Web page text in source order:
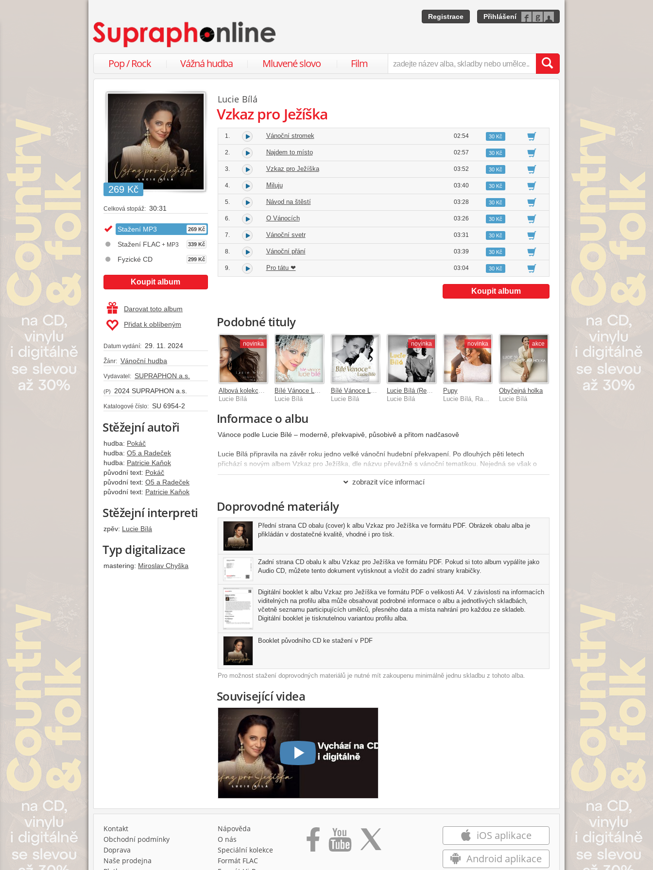
Registrace Přihlášení
Pop / Rock Vážná hudba Mluvené slovo Film
269 Kč
Celková stopáž: 30:31
Stažení MP3 269 Kč
Stažení FLAC + MP3 339 Kč
Fyzické CD 299 Kč
Koupit album
Darovat toto album
Přidat k oblíbeným
Datum vydání: 29. 11. 2024
Žánr: Vánoční hudba
Vydavatel: SUPRAPHON a.s.
(P) 2024 SUPRAPHON a.s.
Katalogové číslo: SU 6954-2
Stěžejní autoři
hudba: Pokáč
hudba: O5 a Radeček
hudba: Patricie Kaňok
původní text: Pokáč
původní text: O5 a Radeček
původní text: Patricie Kaňok
Stěžejní interpreti
zpěv: Lucie Bílá
Typ digitalizace
mastering: Miroslav Chyška
Lucie Bílá
Vzkaz pro Ježíška
1. Vánoční stromek 02:54 30 Kč
2. Najdem to místo 02:57 30 Kč
3. Vzkaz pro Ježíška 03:52 30 Kč
4. Miluju 03:40 30 Kč
5. Návod na štěstí 03:28 30 Kč
6. O Vánocích 03:26 30 Kč
7. Vánoční svetr 03:31 30 Kč
8. Vánoční přání 03:39 30 Kč
9. Pro tátu ❤ 03:04 30 Kč
Koupit album
Podobné tituly
novinka
Lucie Bílá
Lucie Bílá
Lucie Bílá
novinka
Lucie Bílá
novinka
Pupy
Lucie Bílá, Radek Filipi
akce
Obyčejná holka
Lucie Bílá
Informace o albu
Vánoce podle Lucie Bílé – moderně, překvapivě, působivě a přitom nadčasově
Lucie Bílá připravila na závěr roku jedno velké vánoční hudební překvapení. Po dlouhých pěti letech
přichází s novým albem Vzkaz pro Ježíška, dle názvu převážně s vánoční tematikou. Nejedná se však o
interpretaci tradičních vánočních evergreenů, ale o zcela nové, původní písničky! Navíc díky soundu a
hudební produkci deska výrazně vybočuje z obvyklého modelu vánočních projektů. Zásadní roli na výsledné
posledních dvou studiových počinech Hana (2016) a Ta o mně (2019). Společně pak vybrali repertoár, který
tvoří toto nové album. Celkem devět nahrávek prezentuje mnohonásobnou zlatou slavici ve skvělé pěvecké
a interpretační formě. O písničky se podělili již téměř dvorní skladatelé Lucie Bílé Pokáč a Patricie Kaňok ze
skupiny Vesna, nově se mezi autory objevují momentálně velmi populární O5 a Radeček. Novinka nabízí
posluchačům nejenom čistě sváteční témata jako Vánoční svetr, Najdem to místo, Vánoční stromek či titulní
Vzkaz pro Ježíška, ale také několik intimních nadčasových nahrávek. Mezi ně patří krásná šansonová
balada Miluju a emotivní písnička Pro tátu se speciálním osobním věnováním interpretky. Jedinou již dříve
zveřejněnou písničkou je pak singl O Vánocích z roku 2022, který napsal Pokáč a produkoval Dalibor
Cidlinský jr. Lucie Bílá svým zpěvem znovu potvrzuje, že dlouhodobě patří mezi absolutní špičku české
hudební scény. Posluchače okouzlí její osobitá a emotivní interpretace, stejně jako lehkost a nadhled tam,
kde si to charakter vánočních písní žádá.
zobrazit více informací
Doprovodné materiály
Přední strana CD obalu (cover) k albu Vzkaz pro Ježíška ve formátu PDF. Obrázek obalu alba je
přikládán v dostatečné kvalitě, vhodné i pro tisk.
Zadní strana CD obalu k albu Vzkaz pro Ježíška ve formátu PDF. Pokud si toto album vypálíte jako
Audio CD, můžete tento dokument vytisknout a vložit do zadní strany krabičky.
Digitální booklet k albu Vzkaz pro Ježíška ve formátu PDF o velikosti A4. V závislosti na informacích
viditelných na profilu alba může obsahovat podrobné informace o albu a jednotlivých skladbách,
včetně seznamu participujících umělců, přesného data a místa nahrání pro každou ze skladeb.
Digitální booklet je tisknutelnou variantou profilu alba.
Booklet původního CD ke stažení v PDF
Pro možnost stažení doprovodných materiálů je nutné mít zakoupenu minimálně jednu skladbu z tohoto alba.
Související videa
Kontakt
Obchodní podmínky
Doprava
Naše prodejna
Nápověda
O nás
Speciální kolekce
Formát FLAC
iOS aplikace
Android aplikace